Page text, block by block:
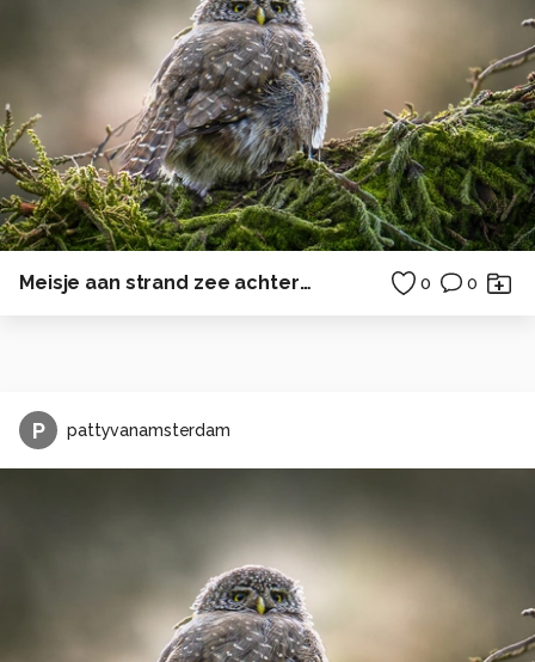
Meisje aan strand zee achterwasser ostsee 0 0
P pattyvanamsterdam